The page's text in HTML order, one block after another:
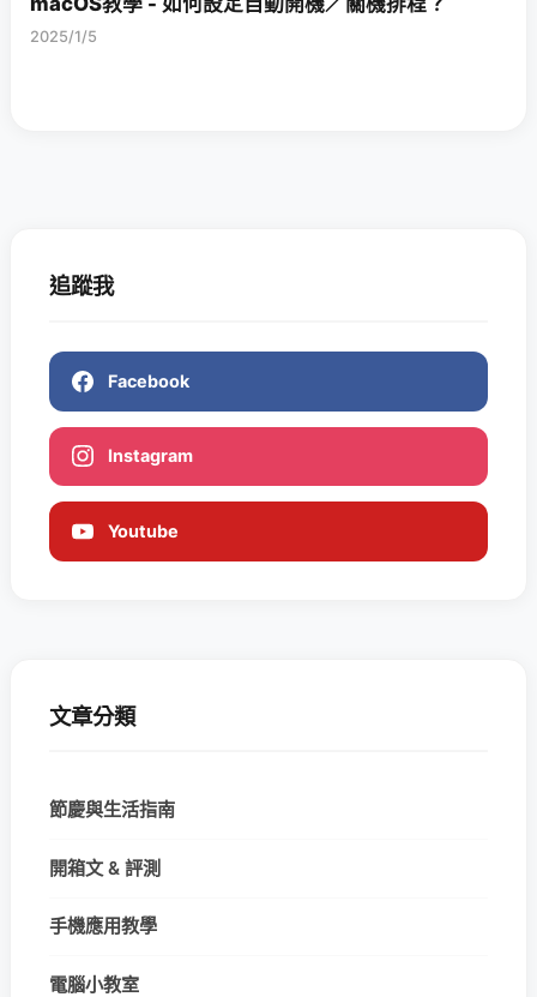
2025/1/5
追蹤我
Facebook
Instagram
Youtube
文章分類
節慶與生活指南
開箱文 & 評測
手機應用教學
電腦小教室